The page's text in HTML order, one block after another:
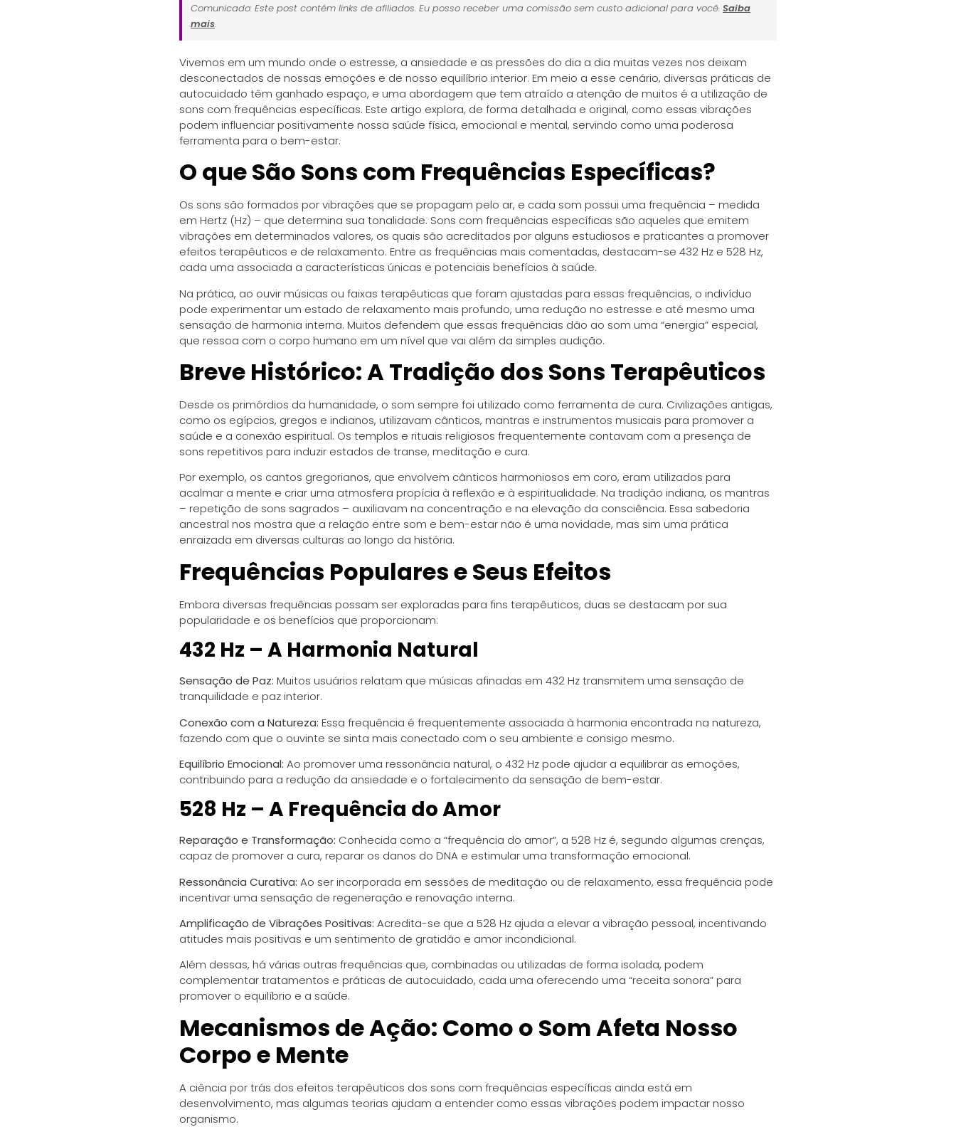
Comunicado: Este post contém links de afiliados. Eu posso receber uma comissão sem custo adicional para você. Saiba
mais.
Vivemos em um mundo onde o estresse, a ansiedade e as pressões do dia a dia muitas vezes nos deixam
desconectados de nossas emoções e de nosso equilíbrio interior. Em meio a esse cenário, diversas práticas de
autocuidado têm ganhado espaço, e uma abordagem que tem atraído a atenção de muitos é a utilização de
sons com frequências específicas. Este artigo explora, de forma detalhada e original, como essas vibrações
podem influenciar positivamente nossa saúde física, emocional e mental, servindo como uma poderosa
ferramenta para o bem-estar.
O que São Sons com Frequências Específicas?
Os sons são formados por vibrações que se propagam pelo ar, e cada som possui uma frequência – medida
em Hertz (Hz) – que determina sua tonalidade. Sons com frequências específicas são aqueles que emitem
vibrações em determinados valores, os quais são acreditados por alguns estudiosos e praticantes a promover
efeitos terapêuticos e de relaxamento. Entre as frequências mais comentadas, destacam-se 432 Hz e 528 Hz,
cada uma associada a características únicas e potenciais benefícios à saúde.
Na prática, ao ouvir músicas ou faixas terapêuticas que foram ajustadas para essas frequências, o indivíduo
pode experimentar um estado de relaxamento mais profundo, uma redução no estresse e até mesmo uma
sensação de harmonia interna. Muitos defendem que essas frequências dão ao som uma “energia” especial,
que ressoa com o corpo humano em um nível que vai além da simples audição.
Breve Histórico: A Tradição dos Sons Terapêuticos
Desde os primórdios da humanidade, o som sempre foi utilizado como ferramenta de cura. Civilizações antigas,
como os egípcios, gregos e indianos, utilizavam cânticos, mantras e instrumentos musicais para promover a
saúde e a conexão espiritual. Os templos e rituais religiosos frequentemente contavam com a presença de
sons repetitivos para induzir estados de transe, meditação e cura.
Por exemplo, os cantos gregorianos, que envolvem cânticos harmoniosos em coro, eram utilizados para
acalmar a mente e criar uma atmosfera propícia à reflexão e à espiritualidade. Na tradição indiana, os mantras
– repetição de sons sagrados – auxiliavam na concentração e na elevação da consciência. Essa sabedoria
ancestral nos mostra que a relação entre som e bem-estar não é uma novidade, mas sim uma prática
enraizada em diversas culturas ao longo da história.
Frequências Populares e Seus Efeitos
Embora diversas frequências possam ser exploradas para fins terapêuticos, duas se destacam por sua
popularidade e os benefícios que proporcionam:
432 Hz – A Harmonia Natural
Sensação de Paz: Muitos usuários relatam que músicas afinadas em 432 Hz transmitem uma sensação de
tranquilidade e paz interior.
Conexão com a Natureza: Essa frequência é frequentemente associada à harmonia encontrada na natureza,
fazendo com que o ouvinte se sinta mais conectado com o seu ambiente e consigo mesmo.
Equilíbrio Emocional: Ao promover uma ressonância natural, o 432 Hz pode ajudar a equilibrar as emoções,
contribuindo para a redução da ansiedade e o fortalecimento da sensação de bem-estar.
528 Hz – A Frequência do Amor
Reparação e Transformação: Conhecida como a “frequência do amor”, a 528 Hz é, segundo algumas crenças,
capaz de promover a cura, reparar os danos do DNA e estimular uma transformação emocional.
Ressonância Curativa: Ao ser incorporada em sessões de meditação ou de relaxamento, essa frequência pode
incentivar uma sensação de regeneração e renovação interna.
Amplificação de Vibrações Positivas: Acredita-se que a 528 Hz ajuda a elevar a vibração pessoal, incentivando
atitudes mais positivas e um sentimento de gratidão e amor incondicional.
Além dessas, há várias outras frequências que, combinadas ou utilizadas de forma isolada, podem
complementar tratamentos e práticas de autocuidado, cada uma oferecendo uma “receita sonora” para
promover o equilíbrio e a saúde.
Mecanismos de Ação: Como o Som Afeta Nosso
Corpo e Mente
A ciência por trás dos efeitos terapêuticos dos sons com frequências específicas ainda está em
desenvolvimento, mas algumas teorias ajudam a entender como essas vibrações podem impactar nosso
organismo.